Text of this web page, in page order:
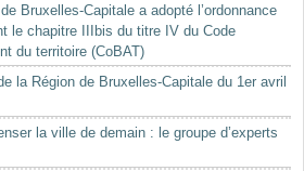
Bruxelles-Capitale a adopté l’ordonnance
le chapitre IIIbis du titre IV du Code
du territoire (CoBAT)
la Région de Bruxelles-Capitale du 1er avril
la ville de demain : le groupe d’experts